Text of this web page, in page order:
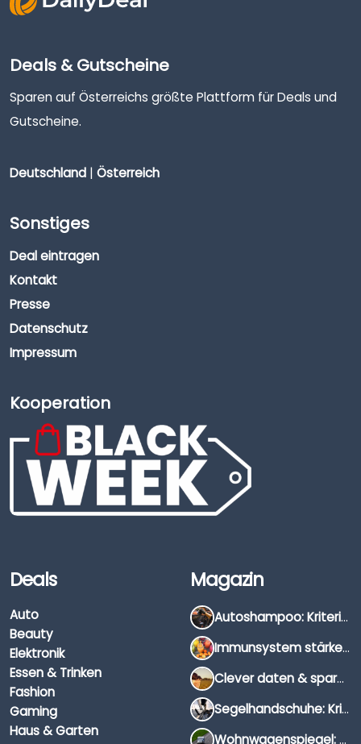
Deals & Gutscheine
Sparen auf Österreichs größte Plattform für Deals und
Gutscheine.
Deutschland | Österreich
Sonstiges
Deal eintragen
Kontakt
Presse
Datenschutz
Impressum
Kooperation
Deals
Auto
Beauty
Elektronik
Essen & Trinken
Fashion
Gaming
Haus & Garten
Magazin
Autoshampoo: Kriterien, Unterschiede & Anwendung
Immunsystem stärken: Hausmittel, Vitamine & Wissenswertes
Clever daten & sparen: So findest du die besten Deals für Dates und Unternehmungen
Segelhandschuhe: Kriterien, Materialien & Tipps
Wohnwagenspiegel: Auswahl, Preise & Montage